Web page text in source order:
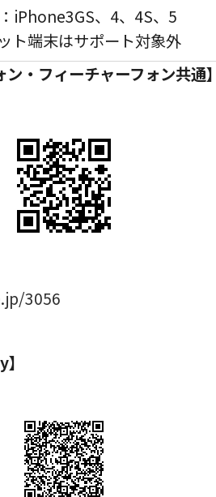
iPhone3GS、4、4S、5
ト端末はサポート対象外
ン・フィーチャーフォン共通
3056